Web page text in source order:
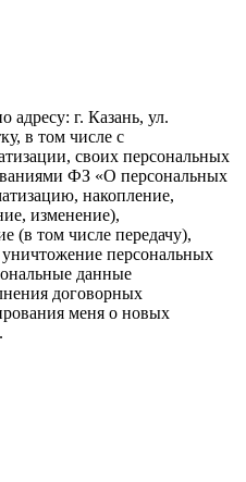
г. Казань, ул.
в том числе с
своих персональных
ФЗ «О персональных
накопление,
изменение),
(в том числе передачу),
персональных
данные
договорных
меня о новых